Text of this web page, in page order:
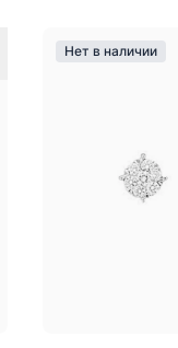
Нет в наличии